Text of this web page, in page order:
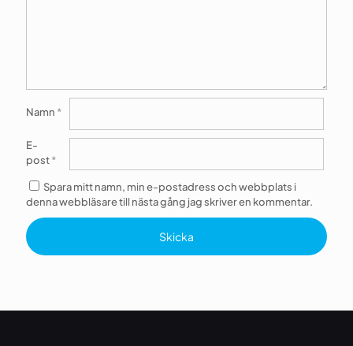
Namn *
E-
post*
Spara mitt namn, min e-postadress och webbplats i
denna webbläsare till nästa gång jag skriver en kommentar.